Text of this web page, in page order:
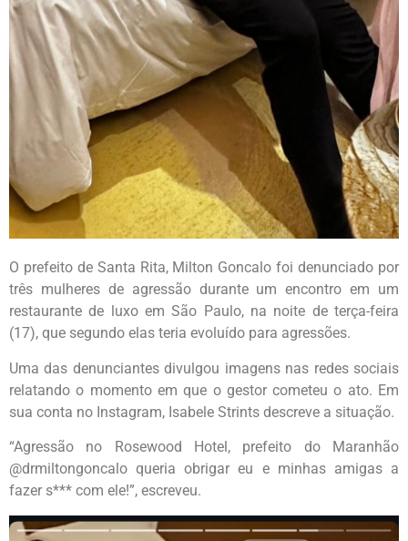
O prefeito de Santa Rita, Milton Goncalo foi denunciado por
três mulheres de agressão durante um encontro em um
restaurante de luxo em São Paulo, na noite de terça-feira
(17), que segundo elas teria evoluído para agressões.
Uma das denunciantes divulgou imagens nas redes sociais
relatando o momento em que o gestor cometeu o ato. Em
sua conta no Instagram, Isabele Strints descreve a situação.
“Agressão no Rosewood Hotel, prefeito do Maranhão
@drmiltongoncalo queria obrigar eu e minhas amigas a
fazer s*** com ele!”, escreveu.